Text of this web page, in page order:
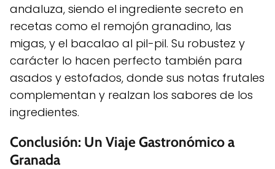
andaluza, siendo el ingrediente secreto en
recetas como el remojón granadino, las
migas, y el bacalao al pil-pil. Su robustez y
carácter lo hacen perfecto también para
asados y estofados, donde sus notas frutales
complementan y realzan los sabores de los
ingredientes.
Conclusión: Un Viaje Gastronómico a
Granada